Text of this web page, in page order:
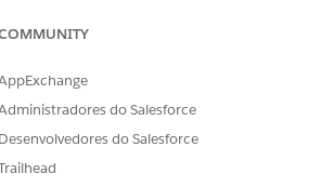
de pesquisa.
nos nomes e descrições que aparecem
do Salesforce
Desenvolvedores do Salesforce